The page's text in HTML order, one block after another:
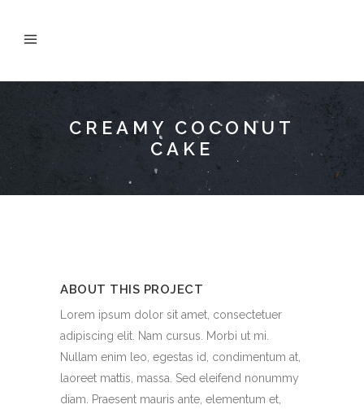
CREAMY COCONUT
CAKE
ABOUT THIS PROJECT
Lorem ipsum dolor sit amet, consectetuer
adipiscing elit. Nam cursus. Morbi ut mi.
Nullam enim leo, egestas id, condimentum at,
laoreet mattis, massa. Sed eleifend nonummy
diam. Praesent mauris ante, elementum et,